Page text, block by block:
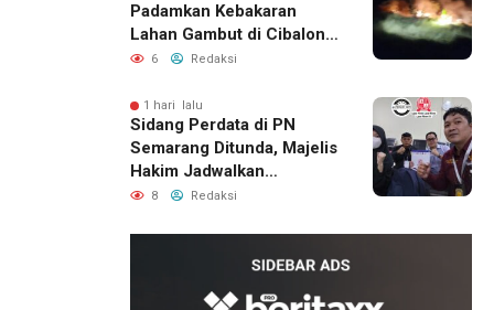
Padamkan Kebakaran
Lahan Gambut di Cibalong,
Permukiman Warga
6 Redaksi
1 hari lalu
Sidang Perdata di PN
Semarang Ditunda, Majelis
Hakim Jadwalkan
Pemanggilan Ulang BPR
8 Redaksi